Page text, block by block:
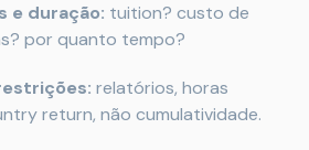
e duração: tuition? custo de
por quanto tempo?
relatórios, horas
return, não cumulatividade.